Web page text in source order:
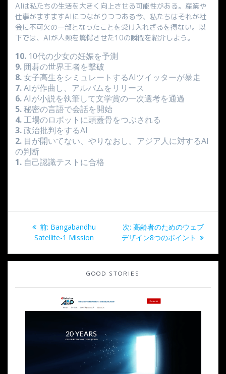
AIは私たちの生活を大きく向上させる可能性がある。産業や
仕事がますますAIにつながりつつある今、私たちはそれが社
会に不可欠の一部となったことを受け入れざるを得ない。以
下では、AIが人類を驚愕させた10の瞬間を紹介しよう。
10. 10代の少女の妊娠を予測
9. 囲碁の世界王者を撃破
8.女子高生をシミュレートするAIツイッターが暴走
7.AIが作曲し、アルバムをリリース
6.AIが小説を執筆して文学賞の一次選考を通過
5.秘密の言語で会話を開始
4.工場のロボットに頭蓋骨をつぶされる
3.政治批判をするAI
2. 目が開いてない、やりなおし。アジア人に対するAI
の判断
1. 自己認識テストに合格
ナ
ビ
前: 過
去
Bangabandhu
Satellite-1 Mission
次: 次
の
高齢者のためのウェブ
デザイン8つのポイント
GOOD STORIES